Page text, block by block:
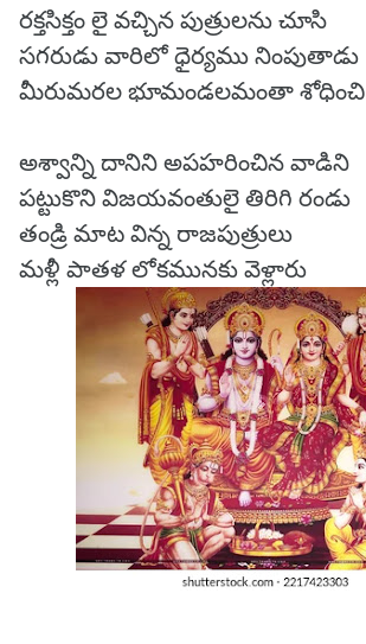
రక్తసిక్తం లై వచ్చిన పుత్రులను చూసి
సగరుడు వారిలో ధైర్యము నింపుతాడు
మీరుమరల భూమండలమంతా శోధించి
అశ్వాన్ని దానిని అపహరించిన వాడిని
పట్టుకొని విజయవంతులై తిరిగి రండు
తండ్రి మాట విన్న రాజపుత్రులు
మళ్లీ పాతళ లోకమునకు వెళ్లారు